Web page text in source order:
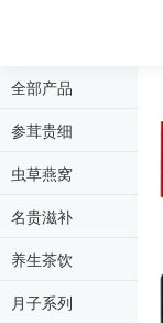
全部产品
参茸贵细
虫草燕窝
名贵滋补
养生茶饮
月子系列